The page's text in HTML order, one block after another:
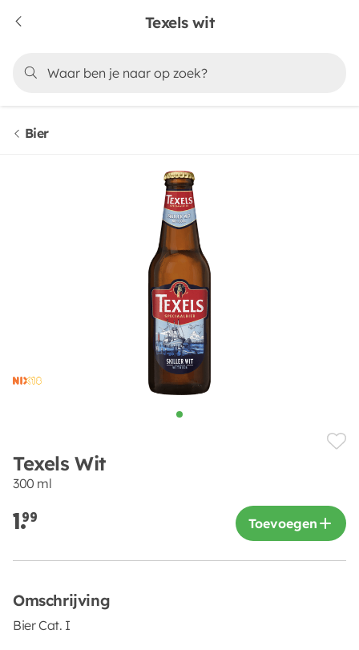
Texels wit
Bier
Texels Wit
300 ml
1.99 Toevoegen
Omschrijving
Bier Cat. I